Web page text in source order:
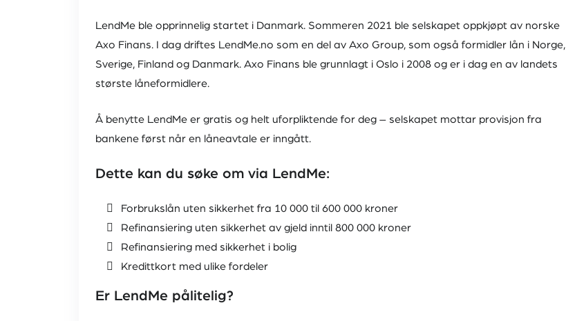
LendMe ble opprinnelig startet i Danmark. Sommeren 2021 ble selskapet oppkjøpt av norske
Axo Finans. I dag driftes LendMe.no som en del av Axo Group, som også formidler lån i Norge,
Sverige, Finland og Danmark. Axo Finans ble grunnlagt i Oslo i 2008 og er i dag en av landets
største låneformidlere.
Å benytte LendMe er gratis og helt uforpliktende for deg – selskapet mottar provisjon fra
bankene først når en låneavtale er inngått.
Dette kan du søke om via LendMe:
Forbrukslån uten sikkerhet fra 10 000 til 600 000 kroner
Refinansiering uten sikkerhet av gjeld inntil 800 000 kroner
Refinansiering med sikkerhet i bolig
Kredittkort med ulike fordeler
Er LendMe pålitelig?